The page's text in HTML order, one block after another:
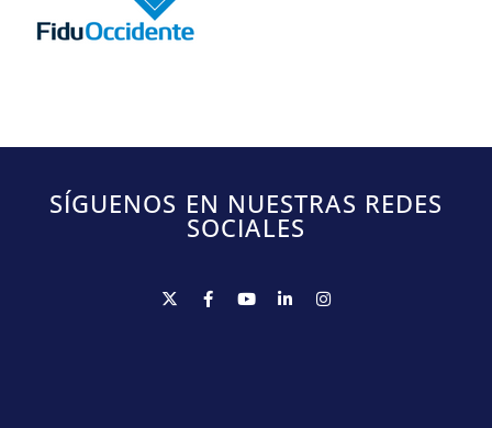
SÍGUENOS EN NUESTRAS REDES
SOCIALES